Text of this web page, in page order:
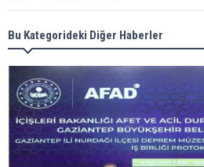
Meral Akşener ile
görüntülendi
29 Mayıs okullar
Bu Kategorideki Diğer Haberler